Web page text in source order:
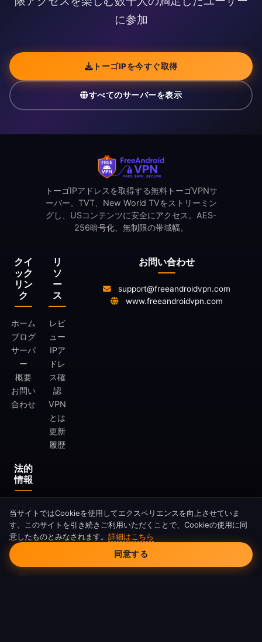
に参加
トーゴIPを今すぐ取得
すべてのサーバーを表示
クイ
ック
リン
ク
ホーム
ブログ
サーバ
ー
概要
お問い
合わせ
リ
ソ
ー
ス
レビ
ュー
IPア
ドレ
ス確
認
VPN
とは
更新
履歴
法的
情報
プライ
バシー
ポリシ
利用規
約
トーゴIPアドレスを取得する無料トーゴVPNサ
ーバー。TVT、New World TVをストリーミン
グし、USコンテンツに安全にアクセス。AES-
256暗号化、無制限の帯域幅。
お問い合わせ
support@freeandroidvpn.com
www.freeandroidvpn.com
Cookieの同意
当サイトではCookieを使用してエクスペリエンスを向上させていま
す。このサイトを引き続きご利用いただくことで、Cookieの使用に同
意したものとみなされます。 詳細はこちら
同意する